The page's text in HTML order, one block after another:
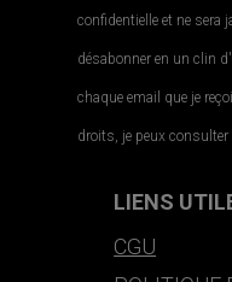
confidentielle et ne sera
désabonner en un clin
chaque email que je
droits, je peux consulter
LIENS
CGU